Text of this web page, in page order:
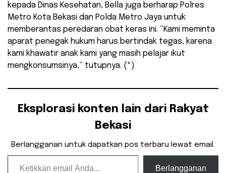
kepada Dinas Kesehatan, Bella juga berharap Polres
Metro Kota Bekasi dan Polda Metro Jaya untuk
memberantas peredaran obat keras ini. “Kami meminta
aparat penegak hukum harus bertindak tegas, karena
kami khawatir anak kami yang masih pelajar ikut
mengkonsumsinya,” tutupnya. (*)
Eksplorasi konten lain dari Rakyat
Bekasi
Berlangganan untuk dapatkan pos terbaru lewat email.
Ketikkan email Anda...
Berlangganan